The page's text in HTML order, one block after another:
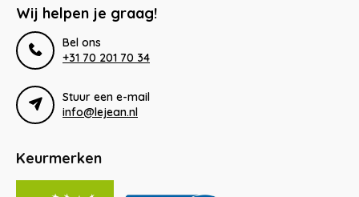
Wij helpen je graag!
Bel ons
+31 70 201 70 34
Stuur een e-mail
info@lejean.nl
Keurmerken